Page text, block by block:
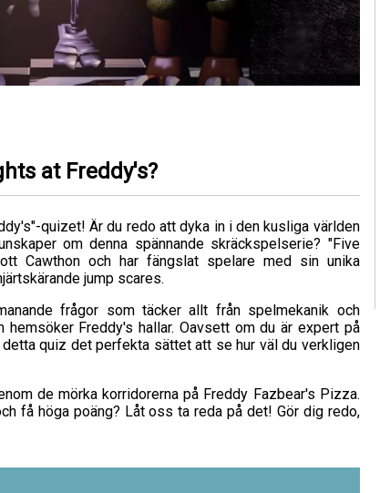
at Freddy's?
quizet! Är du redo att dyka in i den kusliga världen
om denna spännande skräckspelserie? "Five
Cawthon och har fängslat spelare med sin unika
jump scares.
frågor som täcker allt från spelmekanik och
Freddy's hallar. Oavsett om du är expert på
quiz det perfekta sättet att se hur väl du verkligen
de mörka korridorerna på Freddy Fazbear's Pizza.
få höga poäng? Låt oss ta reda på det! Gör dig redo,